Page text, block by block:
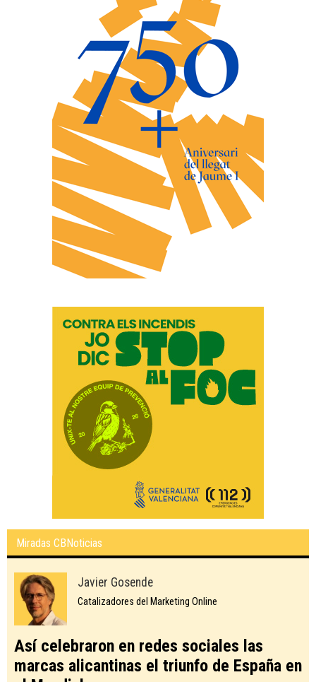
Miradas CBNoticias
Javier Gosende
Catalizadores del Marketing Online
Así celebraron en redes sociales las
marcas alicantinas el triunfo de España en